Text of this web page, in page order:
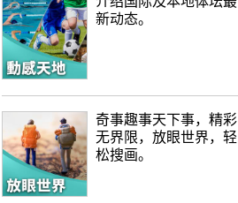
新动态。
奇事趣事天下事，精彩
无界限，放眼世界，轻
松搜画。